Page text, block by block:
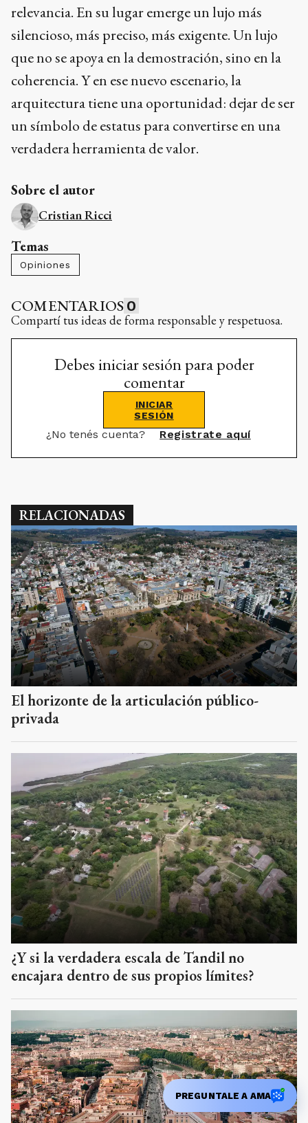
relevancia. En su lugar emerge un lujo más
silencioso, más preciso, más exigente. Un lujo
que no se apoya en la demostración, sino en la
coherencia. Y en ese nuevo escenario, la
arquitectura tiene una oportunidad: dejar de ser
un símbolo de estatus para convertirse en una
verdadera herramienta de valor.
Sobre el autor
Cristian Ricci
Temas
Opiniones
COMENTARIOS 0
Compartí tus ideas de forma responsable y respetuosa.
Debes iniciar sesión para poder
comentar
INICIAR
SESIÓN
¿No tenés cuenta? Registrate aquí
RELACIONADAS
El horizonte de la articulación público-
privada
¿Y si la verdadera escala de Tandil no
encajara dentro de sus propios límites?
PREGUNTALE A AMA